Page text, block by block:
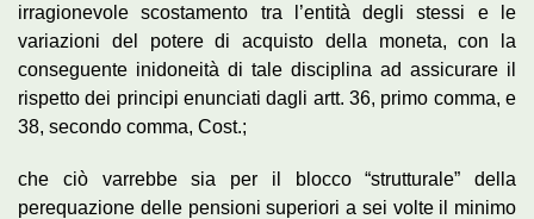
irragionevole scostamento tra l’entità degli stessi e le
variazioni del potere di acquisto della moneta, con la
conseguente inidoneità di tale disciplina ad assicurare il
rispetto dei principi enunciati dagli artt. 36, primo comma, e
38, secondo comma, Cost.;
che ciò varrebbe sia per il blocco “strutturale” della
perequazione delle pensioni superiori a sei volte il minimo